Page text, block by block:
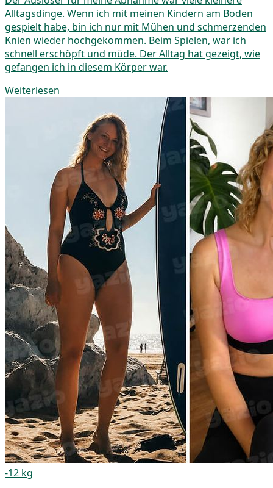
Alltagsdinge. Wenn ich mit meinen Kindern am Boden
gespielt habe, bin ich nur mit Mühen und schmerzenden
Knien wieder hochgekommen. Beim Spielen, war ich
schnell erschöpft und müde. Der Alltag hat gezeigt, wie
gefangen ich in diesem Körper war.
Weiterlesen
-12 kg